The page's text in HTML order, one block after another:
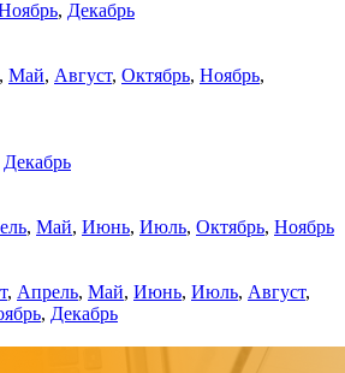
, Декабрь
, Май, Август, Октябрь, Ноябрь,
Декабрь
, Май, Июнь, Июль, Октябрь, Ноябрь
, Апрель, Май, Июнь, Июль, Август,
, Декабрь